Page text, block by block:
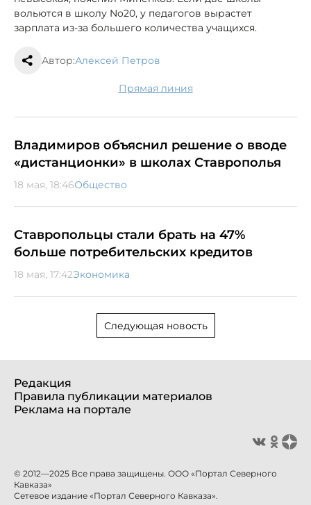
вольются в школу No20, у педагогов вырастет
зарплата из-за большего количества учащихся.
Автор:Алексей Петров
Прямая линия
Владимиров объяснил решение о вводе
«дистанционки» в школах Ставрополья
18 мая, 18:46Общество
Ставропольцы стали брать на 47%
больше потребительских кредитов
18 мая, 17:42Экономика
Следующая новость
Редакция
Правила публикации материалов
Реклама на портале
© 2012—2025 Все права защищены. ООО «Портал Северного
Кавказа»
Сетевое издание «Портал Северного Кавказа».